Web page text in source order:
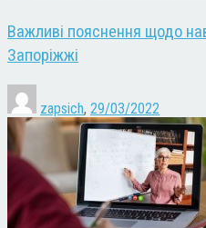
Важливі пояснення щодо
Запоріжжі
zapsich, 29/03/2022